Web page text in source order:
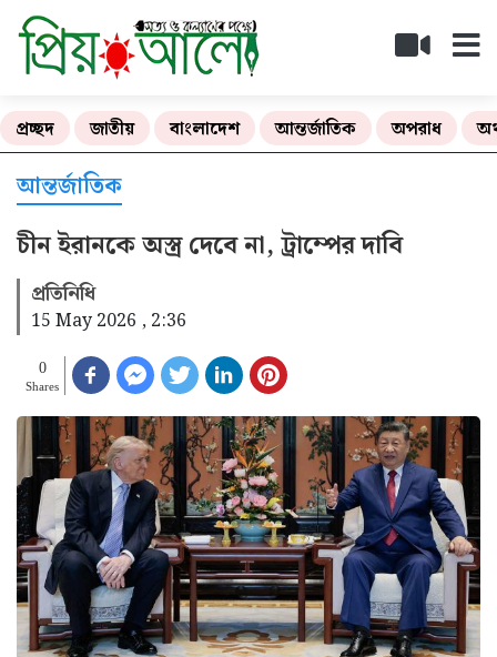
প্রচ্ছদ জাতীয় বাংলাদেশ আন্তর্জাতিক অপরাধ
আন্তর্জাতিক
চীন ইরানকে অস্ত্র দেবে না, ট্রাম্পের দাবি
প্রতিনিধি
15 May 2026 , 2:36
0
Shares